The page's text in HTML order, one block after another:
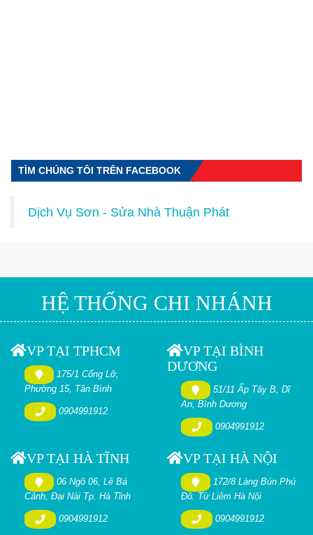
TÌM CHÚNG TÔI TRÊN FACEBOOK
Dịch Vụ Sơn - Sửa Nhà Thuận Phát
HỆ THỐNG CHI NHÁNH
VP TẠI TPHCM
175/1 Cống Lỡ,
Phường 15, Tân Bình
0904991912
VP TẠI BÌNH
DƯƠNG
51/11 Ấp Tây B, Dĩ
An, Bình Dương
0904991912
VP TẠI HÀ TĨNH
06 Ngõ 06, Lê Bá
Cảnh, Đại Nài Tp. Hà Tĩnh
0904991912
VP TẠI HÀ NỘI
172/8 Làng Bún Phú
Đô. Từ Liêm Hà Nội
0904991912